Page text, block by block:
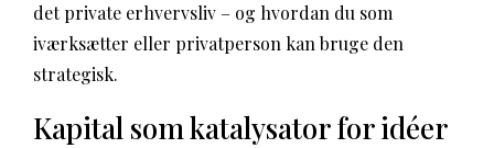
det private erhvervsliv – og hvordan du som
iværksætter eller privatperson kan bruge den
strategisk.
Kapital som katalysator for idéer